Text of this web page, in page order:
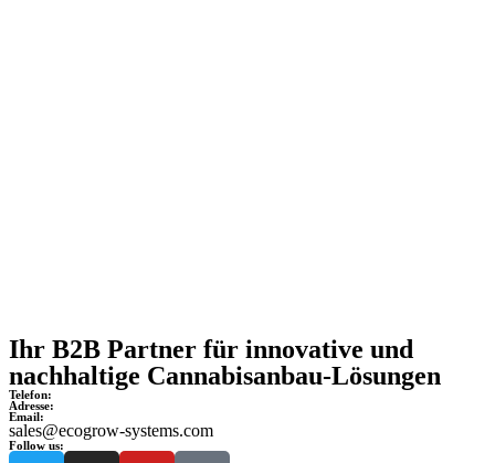
Ihr B2B Partner für innovative und
nachhaltige Cannabisanbau-Lösungen
Telefon:
Adresse:
Email:
sales@ecogrow-systems.com
Follow us: